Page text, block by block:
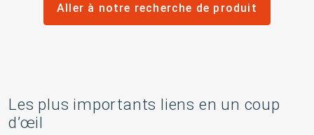
Aller à notre recherche de produit
Les plus importants liens en un coup
d’œil